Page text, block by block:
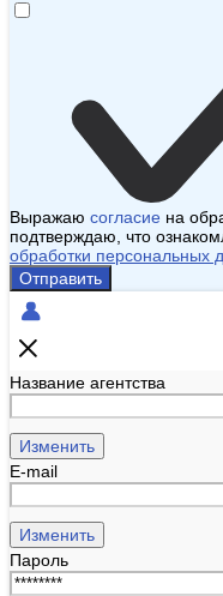
Выражаю согласие на
подтверждаю, что
обработки персональных
Отправить
Название агентства
Изменить
E-mail
Изменить
Пароль